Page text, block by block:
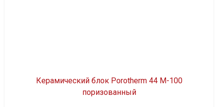
Керамический блок Porotherm 44 М-100
поризованный